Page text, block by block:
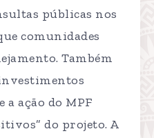
públicas nos
comunidades
Também
a ação do MPF
do projeto. A